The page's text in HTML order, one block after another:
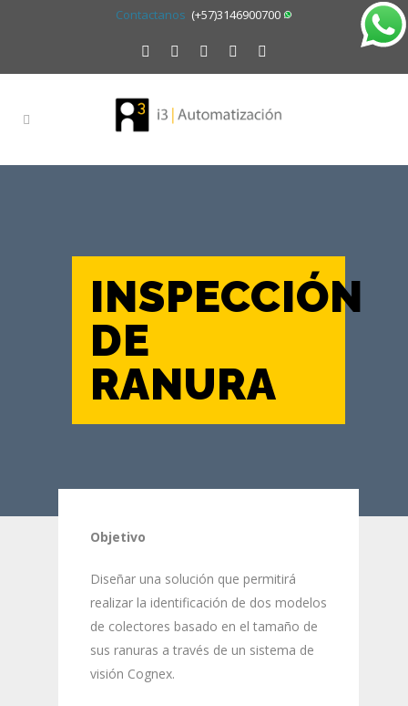
Contactanos (+57)3146900700
INSPECCIÓN
DE
RANURA
Objetivo
Diseñar una solución que permitirá
realizar la identificación de dos modelos
de colectores basado en el tamaño de
sus ranuras a través de un sistema de
visión Cognex.